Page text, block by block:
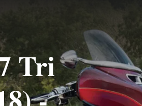
Tri